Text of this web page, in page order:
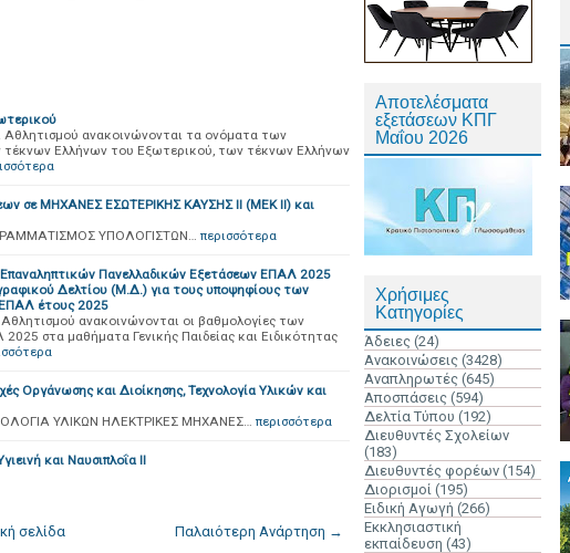
ανακοινώνονται τα ονόματα των
τέκνων Ελλήνων του Εξωτερικού, των τέκνων Ελλήνων
σε ΜΗΧΑΝΕΣ ΕΣΩΤΕΡΙΚΗΣ ΚΑΥΣΗΣ ΙΙ (ΜΕΚ ΙΙ) και
ΥΠΟΛΟΓΙΣΤΩΝ… περισσότερα
Πανελλαδικών Εξετάσεων ΕΠΑΛ 2025
Δελτίου (Μ.Δ.) για τους υποψηφίους των
έτους 2025
ανακοινώνονται οι βαθμολογίες των
στα μαθήματα Γενικής Παιδείας και Ειδικότητας
Οργάνωσης και Διοίκησης, Τεχνολογία Υλικών και
ΥΛΙΚΩΝ ΗΛΕΚΤΡΙΚΕΣ ΜΗΧΑΝΕΣ… περισσότερα
και Ναυσιπλοΐα ΙΙ
Παλαιότερη Ανάρτηση →
σελίδα
Αποτελέσματα
εξετάσεων ΚΠΓ
Μαΐου 2026
Χρήσιμες
Κατηγορίες
Άδειες (24)
Ανακοινώσεις (3428)
Αναπληρωτές (645)
Αποσπάσεις (594)
Δελτία Τύπου (192)
Διευθυντές Σχολείων
(183)
Διευθυντές φορέων (154)
Διορισμοί (195)
Ειδική Αγωγή (266)
Εκκλησιαστική
εκπαίδευση (43)